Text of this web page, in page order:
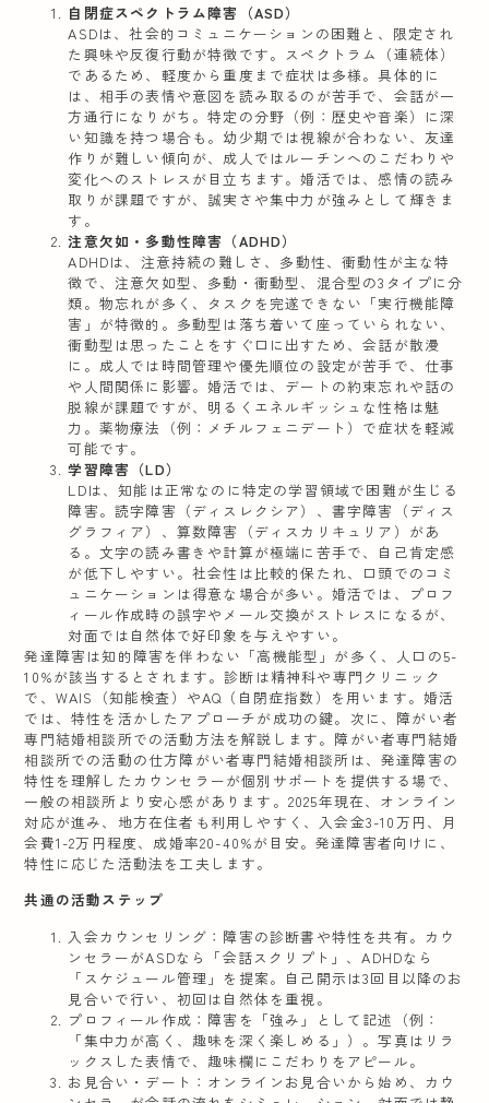
自閉症スペクトラム障害（ASD）
ASDは、社会的コミュニケーションの困難と、限定され
た興味や反復行動が特徴です。スペクトラム（連続体）
であるため、軽度から重度まで症状は多様。具体的に
は、相手の表情や意図を読み取るのが苦手で、会話が一
方通行になりがち。特定の分野（例：歴史や音楽）に深
い知識を持つ場合も。幼少期では視線が合わない、友達
作りが難しい傾向が、成人ではルーチンへのこだわりや
変化へのストレスが目立ちます。婚活では、感情の読み
取りが課題ですが、誠実さや集中力が強みとして輝きま
す。
注意欠如・多動性障害（ADHD）
ADHDは、注意持続の難しさ、多動性、衝動性が主な特
徴で、注意欠如型、多動・衝動型、混合型の3タイプに分
類。物忘れが多く、タスクを完遂できない「実行機能障
害」が特徴的。多動型は落ち着いて座っていられない、
衝動型は思ったことをすぐ口に出すため、会話が散漫
に。成人では時間管理や優先順位の設定が苦手で、仕事
や人間関係に影響。婚活では、デートの約束忘れや話の
脱線が課題ですが、明るくエネルギッシュな性格は魅
力。薬物療法（例：メチルフェニデート）で症状を軽減
可能です。
学習障害（LD）
LDは、知能は正常なのに特定の学習領域で困難が生じる
障害。読字障害（ディスレクシア）、書字障害（ディス
グラフィア）、算数障害（ディスカリキュリア）があ
る。文字の読み書きや計算が極端に苦手で、自己肯定感
が低下しやすい。社会性は比較的保たれ、口頭でのコミ
ュニケーションは得意な場合が多い。婚活では、プロフ
ィール作成時の誤字やメール交換がストレスになるが、
対面では自然体で好印象を与えやすい。
発達障害は知的障害を伴わない「高機能型」が多く、人口の5-
10%が該当するとされます。診断は精神科や専門クリニック
で、WAIS（知能検査）やAQ（自閉症指数）を用います。婚活
では、特性を活かしたアプローチが成功の鍵。次に、障がい者
専門結婚相談所での活動方法を解説します。 障がい者専門結婚
相談所での活動の仕方障がい者専門結婚相談所は、発達障害の
特性を理解したカウンセラーが個別サポートを提供する場で、
一般の相談所より安心感があります。2025年現在、オンライン
対応が進み、地方在住者も利用しやすく、入会金3-10万円、月
会費1-2万円程度、成婚率20-40%が目安。発達障害者向けに、
特性に応じた活動法を工夫します。
共通の活動ステップ
入会カウンセリング ：障害の診断書や特性を共有。カウ
ンセラーがASDなら「会話スクリプト」、ADHDなら
「スケジュール管理」を提案。自己開示は3回目以降のお
見合いで行い、初回は自然体を重視。
プロフィール作成 ：障害を「強み」として記述（例：
「集中力が高く、趣味を深く楽しめる」）。写真はリラ
ックスした表情で、趣味欄にこだわりをアピール。
お見合い・デート ：オンラインお見合いから始め、カウ